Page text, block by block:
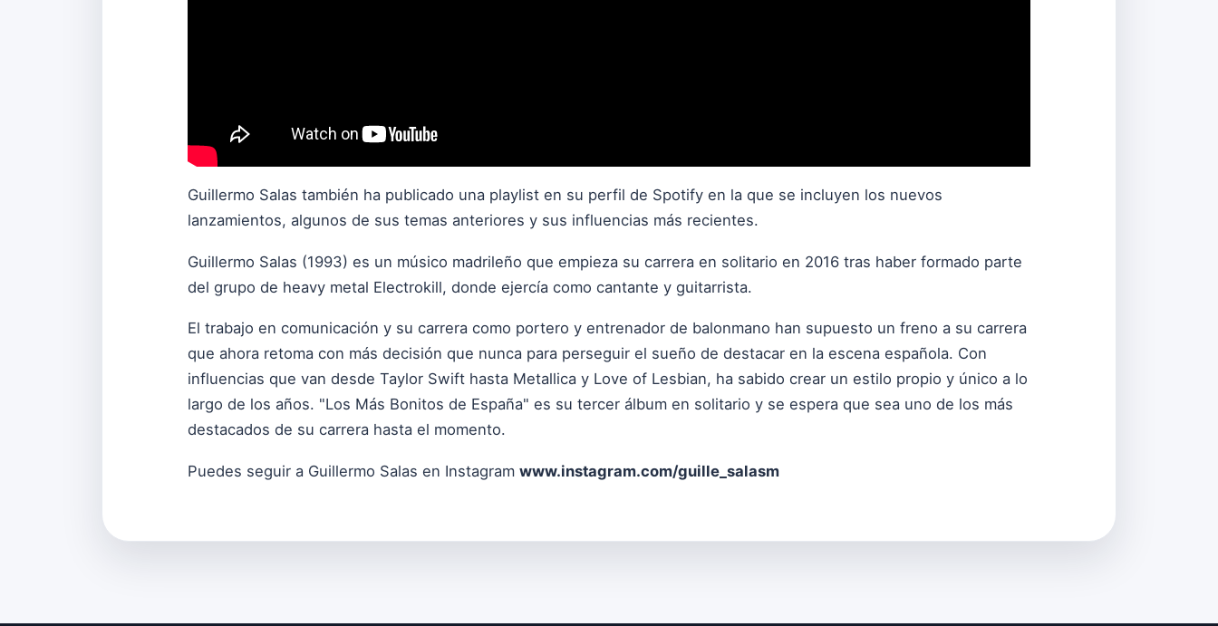
Guillermo Salas también ha publicado una playlist en su perfil de Spotify en la que se incluyen los nuevos
lanzamientos, algunos de sus temas anteriores y sus influencias más recientes.
Guillermo Salas (1993) es un músico madrileño que empieza su carrera en solitario en 2016 tras haber formado parte
del grupo de heavy metal Electrokill, donde ejercía como cantante y guitarrista.
El trabajo en comunicación y su carrera como portero y entrenador de balonmano han supuesto un freno a su carrera
que ahora retoma con más decisión que nunca para perseguir el sueño de destacar en la escena española. Con
influencias que van desde Taylor Swift hasta Metallica y Love of Lesbian, ha sabido crear un estilo propio y único a lo
largo de los años. "Los Más Bonitos de España" es su tercer álbum en solitario y se espera que sea uno de los más
destacados de su carrera hasta el momento.
Puedes seguir a Guillermo Salas en Instagram www.instagram.com/guille_salasm